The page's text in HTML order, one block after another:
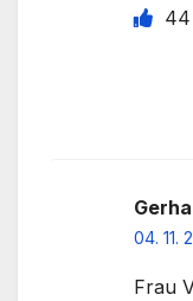
44
04. 11.
Frau